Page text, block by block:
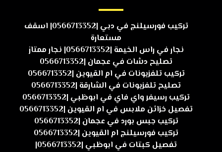
تركيب فورسيلنج في دبي |0566713352| اسقف
مستعارة
نجار في راس الخيمة |0566713352| نجار ممتاز
تصليح دشات في عجمان |0566713352
تركيب تلفزيونات في ام القيوين |0566713352
تصليح تلفزيونات في الشارقة |0566713352
تركيب رسيفر واي فاي في ابوظبي |0566713352
تفصيل خزائن ملابس في ام القيوين |0566713352
تركيب جبس بورد في عجمان |0566713352
تركيب فورسيلنج ام القيوين |0566713352
تفصيل كبتات في ابوظبي |0566713352|